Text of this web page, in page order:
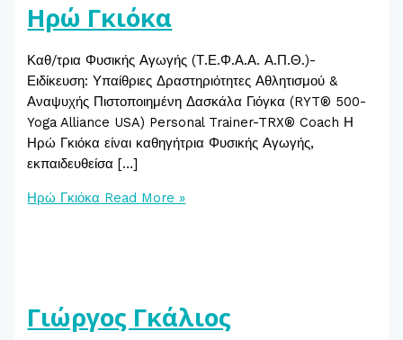
Ηρώ Γκιόκα
Καθ/τρια Φυσικής Αγωγής (Τ.Ε.Φ.Α.Α. Α.Π.Θ.)-
Ειδίκευση: Υπαίθριες Δραστηριότητες Αθλητισμού &
Αναψυχής Πιστοποιημένη Δασκάλα Γιόγκα (RYT® 500-
Yoga Alliance USA) Personal Trainer-TRX® Coach Η
Ηρώ Γκιόκα είναι καθηγήτρια Φυσικής Αγωγής,
εκπαιδευθείσα […]
Ηρώ Γκιόκα Read More »
Γιώργος Γκάλιος